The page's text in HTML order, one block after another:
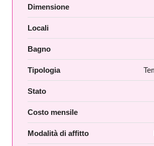
Dimensione
Locali
Bagno
Tipologia
Stato
Costo mensile
Modalità di affitto